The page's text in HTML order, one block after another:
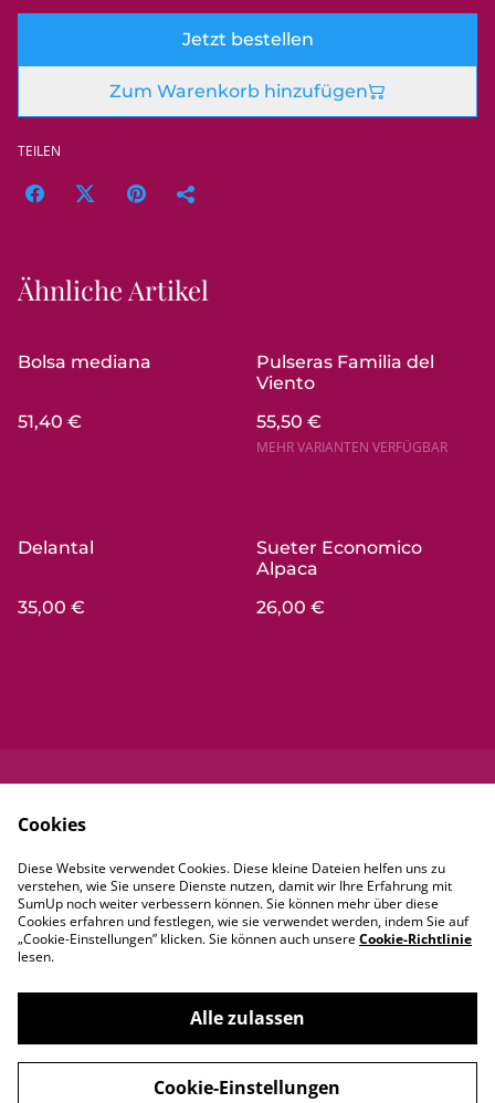
Jetzt bestellen
Zum Warenkorb hinzufügen
TEILEN
Ähnliche Artikel
Bolsa mediana
51,40 €
Pulseras Familia del
Viento
55,50 €
MEHR VARIANTEN VERFÜGBAR
Delantal
35,00 €
Sueter Economico
Alpaca
26,00 €
mungen von
SumUp
©2026Mexxica
Cookies
Diese Website verwendet Cookies. Diese kleine Dateien helfen uns zu
verstehen, wie Sie unsere Dienste nutzen, damit wir Ihre Erfahrung mit
SumUp noch weiter verbessern können. Sie können mehr über diese
Cookies erfahren und festlegen, wie sie verwendet werden, indem Sie auf
„Cookie-Einstellungen” klicken. Sie können auch unsereCookie-Richtlinie
lesen.
Alle zulassen
Cookie-Einstellungen